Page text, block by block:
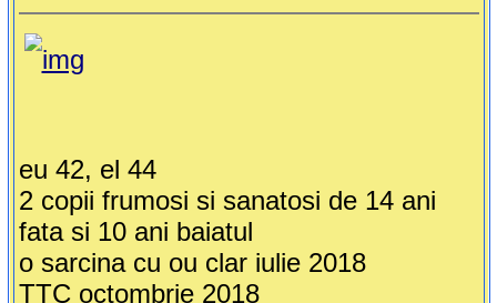
eu 42, el 44
2 copii frumosi si sanatosi de 14 ani
fata si 10 ani baiatul
o sarcina cu ou clar iulie 2018
TTC octombrie 2018